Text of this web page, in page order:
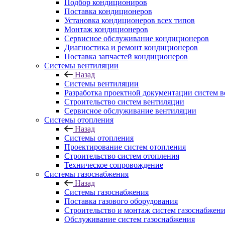
Подбор кондициониров
Поставка кондиционеров
Установка кондиционеров всех типов
Монтаж кондиционеров
Сервисное обслуживание кондиционеров
Диагностика и ремонт кондиционеров
Поставка запчастей кондиционеров
Системы вентиляции
Назад
Системы вентиляции
Разработка проектной документации систем
Строительство систем вентиляции
Сервисное обслуживание вентиляции
Системы отопления
Назад
Системы отопления
Проектирование систем отопления
Строительство систем отопления
Техническое сопровождение
Системы газоснабжения
Назад
Системы газоснабжения
Поставка газового оборудования
Строительство и монтаж систем
Обслуживание систем газоснабжения